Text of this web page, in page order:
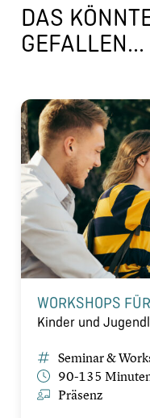
DAS
GEFALLEN...
WORKSHOPS
Kinder und
Seminar &
90-135
Präsenz